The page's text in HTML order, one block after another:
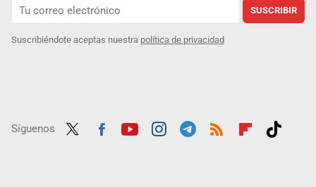
SUSCRIBIR
Suscribiéndote aceptas nuestra política de privacidad
Síguenos